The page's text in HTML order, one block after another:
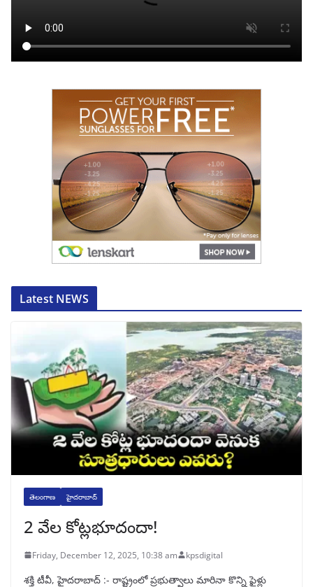
Latest NEWS
తెలంగాణ హైదరాబాద్
2 వేల కోట్లభూదందా!
Friday, December 12, 2025, 10:38 am kpsdigital
శక్తి టీవీ, హైదరాబాద్‌ :- రాష్ట్రంలో ప్రభుత్వాలు మారినా కొన్ని ఫైళ్లు